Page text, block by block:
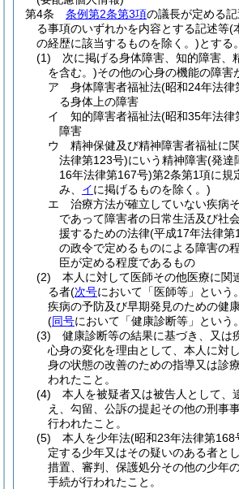
第4条
条例第2条第3項の議長が定める
る事項のいずれかを内容とする記述等(
の経歴に該当するものを除く。)とする。
(1)
次に掲げる身体障害、知的障害、
を含む。)その他の心身の機能の障害
ア
身体障害者福祉法(昭和24年法律
る身体上の障害
イ
知的障害者福祉法(昭和35年法律
障害
ウ
精神保健及び精神障害者福祉に
法律第123号)にいう精神障害(発達
16年法律第167号)第2条第1項に規
み、 イに掲げるものを除く。)
エ
治療方法が確立していない疾病
であって障害者の日常生活及び社
援するための法律(平成17年法律第
の政令で定めるものによる障害の
臣が定める程度であるもの
(2)
本人に対して医師その他医療に関
る者(次号において「医師等」という
疾病の予防及び早期発見のための健
(同号において「健康診断等」という
(3)
健康診断等の結果に基づき、又は
心身の変化を理由として、本人に対
身の状態の改善のための指導又は診
われたこと。
(4)
本人を被疑者又は被告人として、
え、勾留、公訴の提起その他の刑事
行われたこと。
(5)
本人を少年法(昭和23年法律第168
定する少年又はその疑いのある者と
措置、審判、保護処分その他の少年
手続が行われたこと。